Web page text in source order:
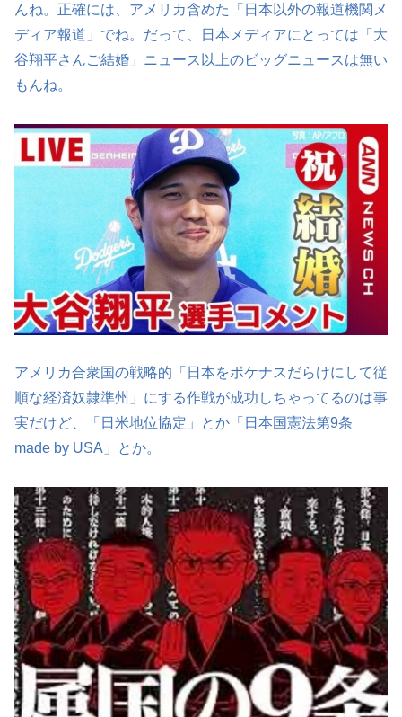
んね。正確には、アメリカ含めた「日本以外の報道機関メ
ディア報道」でね。だって、日本メディアにとっては「大
谷翔平さんご結婚」ニュース以上のビッグニュースは無い
もんね。
アメリカ合衆国の戦略的「日本をボケナスだらけにして従
順な経済奴隷準州」にする作戦が成功しちゃってるのは事
実だけど、「日米地位協定」とか「日本国憲法第9条
made by USA」とか。